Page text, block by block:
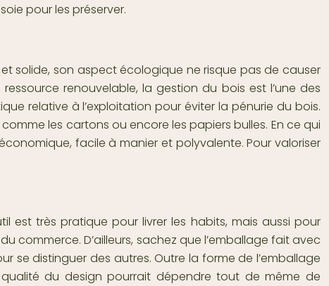
pour les préserver.
solide, son aspect écologique ne risque pas de causer
renouvelable, la gestion du bois est l’une des
relative à l’exploitation pour éviter la pénurie du bois.
les cartons ou encore les papiers bulles. En ce qui
facile à manier et polyvalente. Pour valoriser
est très pratique pour livrer les habits, mais aussi pour
commerce. D’ailleurs, sachez que l’emballage fait avec
se distinguer des autres. Outre la forme de l’emballage
du design pourrait dépendre tout de même de